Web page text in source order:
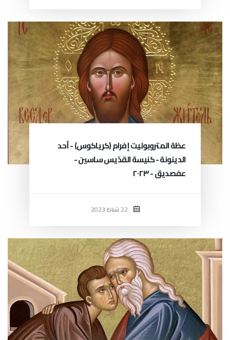
عظة المتروبوليت إفرام (كرياكوس) - أحد
الدينونة - كنيسة القدّيس ساسين -
عفصديق - ٢٠٢٣